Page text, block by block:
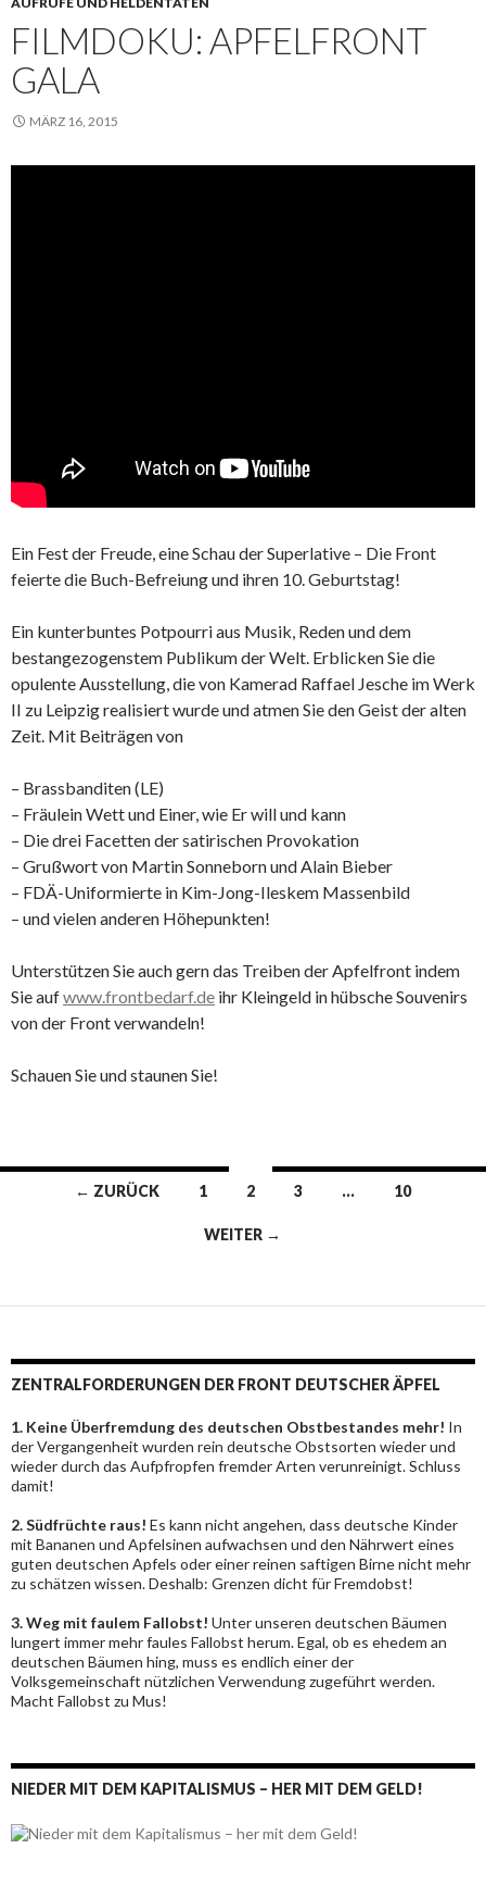
FILMDOKU: APFELFRONT
GALA
MÄRZ 16, 2015
Ein Fest der Freude, eine Schau der Superlative – Die Front
feierte die Buch-Befreiung und ihren 10. Geburtstag!
Ein kunterbuntes Potpourri aus Musik, Reden und dem
bestangezogenstem Publikum der Welt. Erblicken Sie die
opulente Ausstellung, die von Kamerad Raffael Jesche im Werk
II zu Leipzig realisiert wurde und atmen Sie den Geist der alten
Zeit. Mit Beiträgen von
– Brassbanditen (LE)
– Fräulein Wett und Einer, wie Er will und kann
– Die drei Facetten der satirischen Provokation
– Grußwort von Martin Sonneborn und Alain Bieber
– FDÄ-Uniformierte in Kim-Jong-Ileskem Massenbild
– und vielen anderen Höhepunkten!
Unterstützen Sie auch gern das Treiben der Apfelfront indem
Sie aufwww.frontbedarf.de ihr Kleingeld in hübsche Souvenirs
von der Front verwandeln!
Schauen Sie und staunen Sie!
Beitrags-← ZURÜCK 1 2 3 … 10
WEITER →
ZENTRALFORDERUNGEN DER FRONT DEUTSCHER ÄPFEL
1. Keine Überfremdung des deutschen Obstbestandes mehr! In
der Vergangenheit wurden rein deutsche Obstsorten wieder und
wieder durch das Aufpfropfen fremder Arten verunreinigt. Schluss
damit!
2. Südfrüchte raus! Es kann nicht angehen, dass deutsche Kinder
mit Bananen und Apfelsinen aufwachsen und den Nährwert eines
guten deutschen Apfels oder einer reinen saftigen Birne nicht mehr
zu schätzen wissen. Deshalb: Grenzen dicht für Fremdobst!
3. Weg mit faulem Fallobst! Unter unseren deutschen Bäumen
lungert immer mehr faules Fallobst herum. Egal, ob es ehedem an
deutschen Bäumen hing, muss es endlich einer der
Volksgemeinschaft nützlichen Verwendung zugeführt werden.
Macht Fallobst zu Mus!
NIEDER MIT DEM KAPITALISMUS – HER MIT DEM GELD!